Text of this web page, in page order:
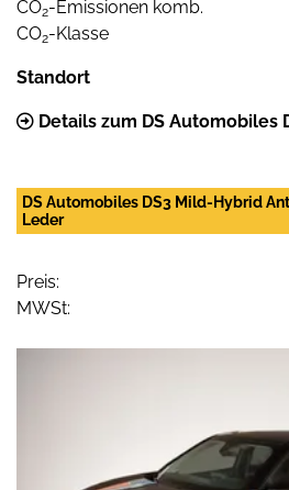
CO2-Emissionen komb.
CO2-Klasse
Standort
Details zum DS Automobiles
DS Automobiles DS3 Mild-Hybrid
Leder
Preis:
MWSt: